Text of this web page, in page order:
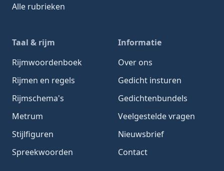
Alle rubrieken
Taal & rijm
Rijmwoordenboek
Rijmen en regels
Rijmschema's
Metrum
Stijlfiguren
Spreekwoorden
Informatie
Over ons
Gedicht insturen
Gedichtenbundels
Veelgestelde vragen
Nieuwsbrief
Contact